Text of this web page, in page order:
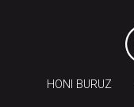
HONI BURUZ